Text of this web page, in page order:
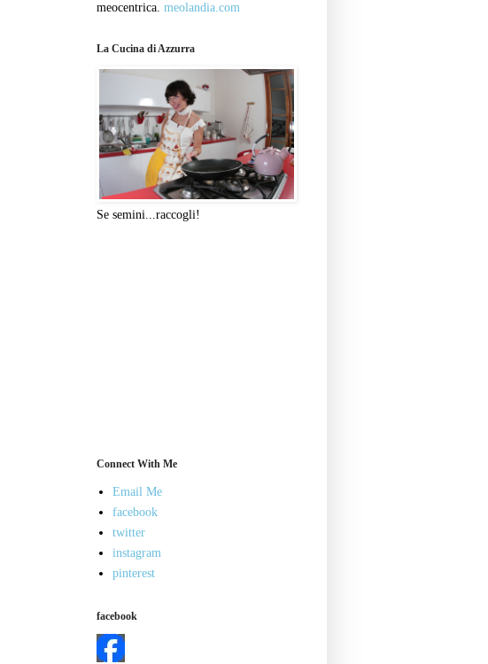
meocentrica. meolandia.com
La Cucina di Azzurra
Se semini...raccogli!
Connect With Me
Email Me
facebook
twitter
instagram
pinterest
facebook